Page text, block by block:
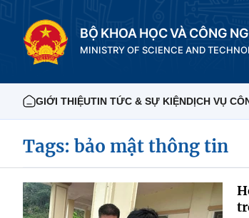
BỘ KHOA HỌC VÀ CÔNG
MINISTRY OF SCIENCE AND
GIỚI THIỆUTIN TỨC & SỰ KIỆNDỊCH VỤ
Tags: bảo mật thông tin